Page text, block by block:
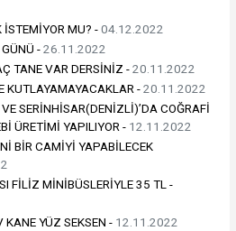
İSTEMİYOR MU? -04.12.2022
-26.11.2022
TANE VAR DERSİNİZ -20.11.2022
KUTLAYAMAYACAKLAR -20.11.2022
SERİNHİSAR(DENİZLİ)’DA COĞRAFİ
ÜRETİMİ YAPILIYOR - 12.11.2022
BİR CAMİYİ YAPABİLECEK
FİLİZ MİNİBÜSLERİYLE 35 TL -
KANE YÜZ SEKSEN - 12.11.2022